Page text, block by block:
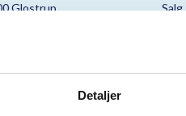
Detaljer
Glostrup